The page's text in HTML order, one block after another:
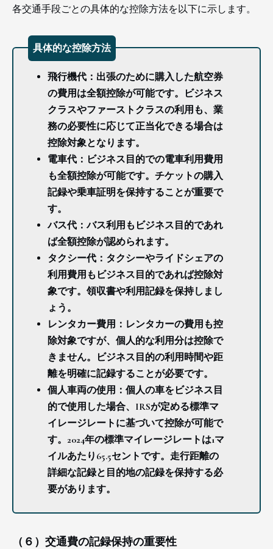
各交通手段ごとの具体的な控除方法を以下に示します。
具体的な控除方法
飛行機代：出張のために購入した航空券
の費用は全額控除が可能です。ビジネス
クラスやファーストクラスの利用も、業
務の必要性に応じて正当化できる場合は
控除対象となります。
電車代：ビジネス目的での電車利用費用
も全額控除が可能です。チケットの購入
記録や乗車証明を保持することが重要で
す。
バス代：バス利用もビジネス目的であれ
ば全額控除が認められます。
タクシー代：タクシーやライドシェアの
利用費用もビジネス目的であれば控除対
象です。領収書や利用記録を保持しまし
ょう。
レンタカー費用：レンタカーの費用も控
除対象ですが、個人的な利用分は控除で
きません。ビジネス目的の利用時間や距
離を明確に記録することが必要です。
個人車両の使用：個人の車をビジネス目
的で使用した場合、IRSが定める標準マ
イレージレートに基づいて控除が可能で
す。2024年の標準マイレージレートは1マ
イルあたり65.5セントです。走行距離の
詳細な記録と目的地の記録を保持する必
要があります。
（６）交通費の記録保持の重要性